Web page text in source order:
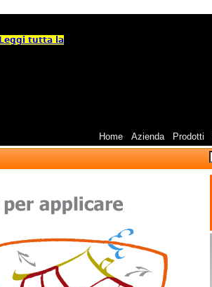
Leggi tutta la
Home Azienda Prodotti